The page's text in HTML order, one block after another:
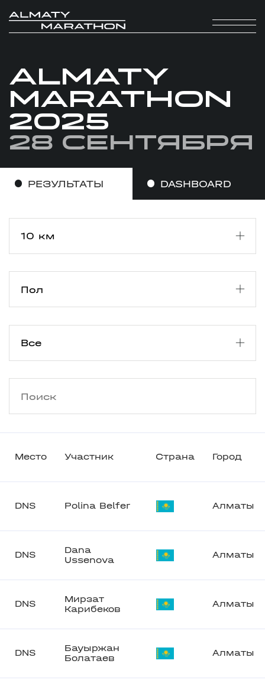
ALMATY
MARATHON
2025
28 сентября
РЕЗУЛЬТАТЫ DASHBOARD
Место Участник Страна Город
DNS Polina Belfer Алматы
DNS
Dana
Ussenova
Алматы
DNS
Мирзат
Карибеков
Алматы
DNS
Бауыржан
Болатаев
Алматы